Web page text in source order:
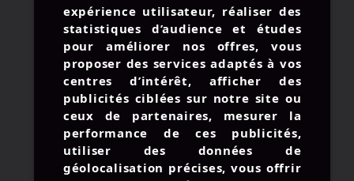
© 2026 AMIRAL STUDIO - MENTIONS LÉGALES
UNE BOUTEILLE À LA MER
CONTACTEZ-NOUS
expérience utilisateur, réaliser des
statistiques d’audience et études
pour améliorer nos offres, vous
proposer des services adaptés à vos
centres d’intérêt, afficher des
publicités ciblées sur notre site ou
ceux de partenaires, mesurer la
performance de ces publicités,
utiliser des données de
géolocalisation précises, vous offrir